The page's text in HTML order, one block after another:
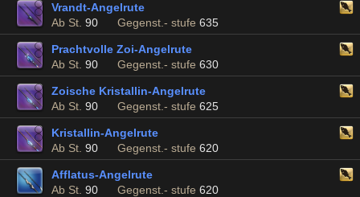
Vrandt-Angelrute
Ab St. 90 Gegenst.- stufe 635
Prachtvolle Zoi-Angelrute
Ab St. 90 Gegenst.- stufe 630
Zoische Kristallin-Angelrute
Ab St. 90 Gegenst.- stufe 625
Kristallin-Angelrute
Ab St. 90 Gegenst.- stufe 620
Afflatus-Angelrute
Ab St. 90 Gegenst.- stufe 620